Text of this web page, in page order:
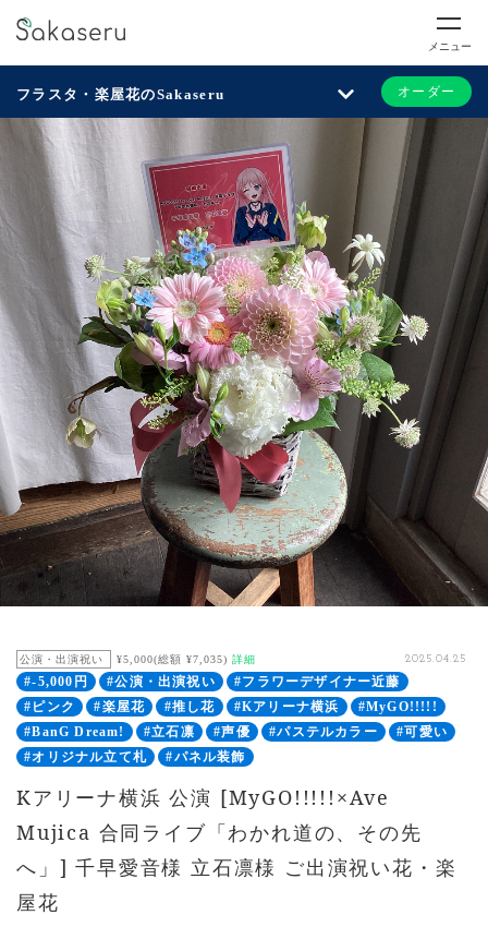
メニュー
フラスタ・楽屋花のSakaseru オーダー
公演・出演祝い ¥5,000(総額 ¥7,035) 詳細 2025.04.25
#-5,000円 #公演・出演祝い
#フラワーデザイナー近藤
#ピンク
#楽屋花 #推し花 #Kアリーナ横浜
#MyGO!!!!!
#BanG Dream!
#立石凛 #声優 #パステルカラー
#可愛い
#オリジナル立て札
#パネル装飾
Kアリーナ横浜 公演 [MyGO!!!!!×Ave
Mujica 合同ライブ「わかれ道の、その先
へ」] 千早愛音様 立石凛様 ご出演祝い花・楽
屋花